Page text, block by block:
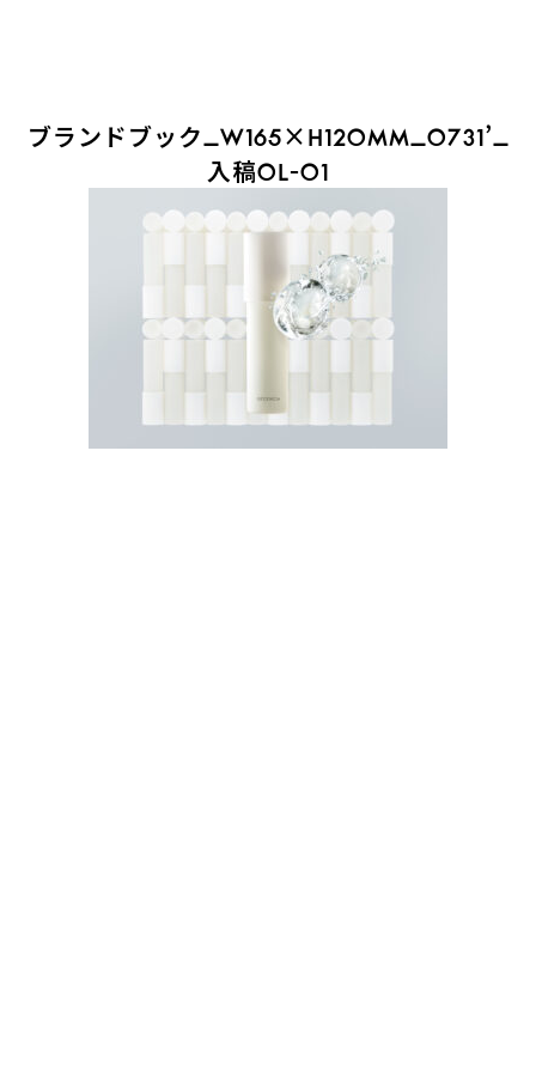
ブランドブック_W165×H120MM_0731’_
入稿OL-01